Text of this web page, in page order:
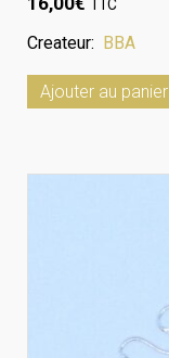
TTC
Createur: BBA
Ajouter au panier